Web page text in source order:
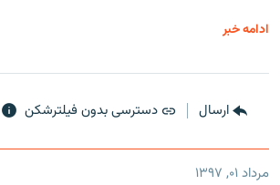
ادامه خبر
ارسال دسترسی بدون فیلترشکن
مرداد ۰۱, ۱۳۹۷